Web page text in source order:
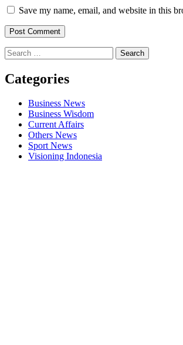
Save my name, email, and website in this
Search
for:
Categories
Business News
Business Wisdom
Current Affairs
Others News
Sport News
Visioning Indonesia